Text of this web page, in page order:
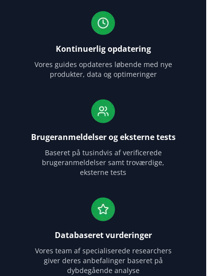
Kontinuerlig opdatering
Vores guides opdateres løbende med nye
produkter, data og optimeringer
Brugeranmeldelser og eksterne tests
Baseret på tusindvis af verificerede
brugeranmeldelser samt troværdige,
eksterne tests
Databaseret vurderinger
Vores team af specialiserede researchers
giver deres anbefalinger baseret på
dybdegående analyse